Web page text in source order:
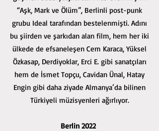
“Aşk, Mark ve Ölüm”, Berlinli post-punk
grubu Ideal tarafından bestelenmişti. Adını
bu şiirden ve şarkıdan alan film, hem her iki
ülkede de efsaneleşen Cem Karaca, Yüksel
Özkasap, Derdiyoklar, Erci E. gibi sanatçıları
hem de İsmet Topçu, Cavidan Ünal, Hatay
Engin gibi daha ziyade Almanya’da bilinen
Türkiyeli müzisyenleri ağırlıyor.
Berlin 2022